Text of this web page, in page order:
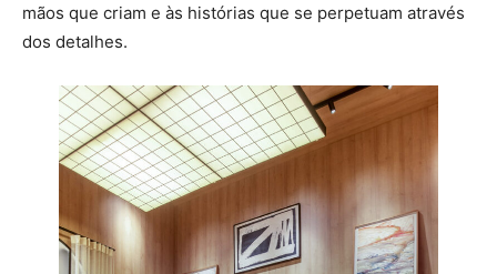
mãos que criam e às histórias que se perpetuam através
dos detalhes.